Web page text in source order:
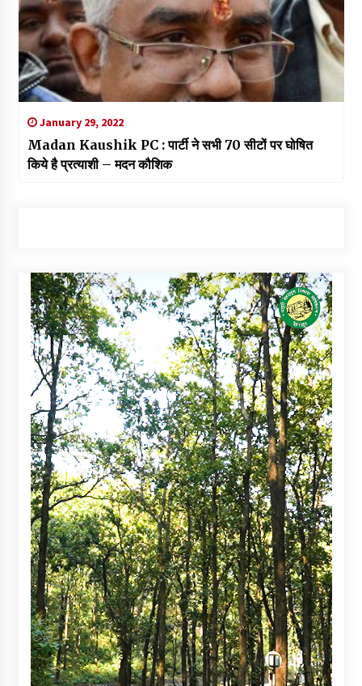
January 29, 2022
Madan Kaushik PC : पार्टी ने सभी 70 सीटों पर घोषित
किये है प्रत्याशी – मदन कौशिक